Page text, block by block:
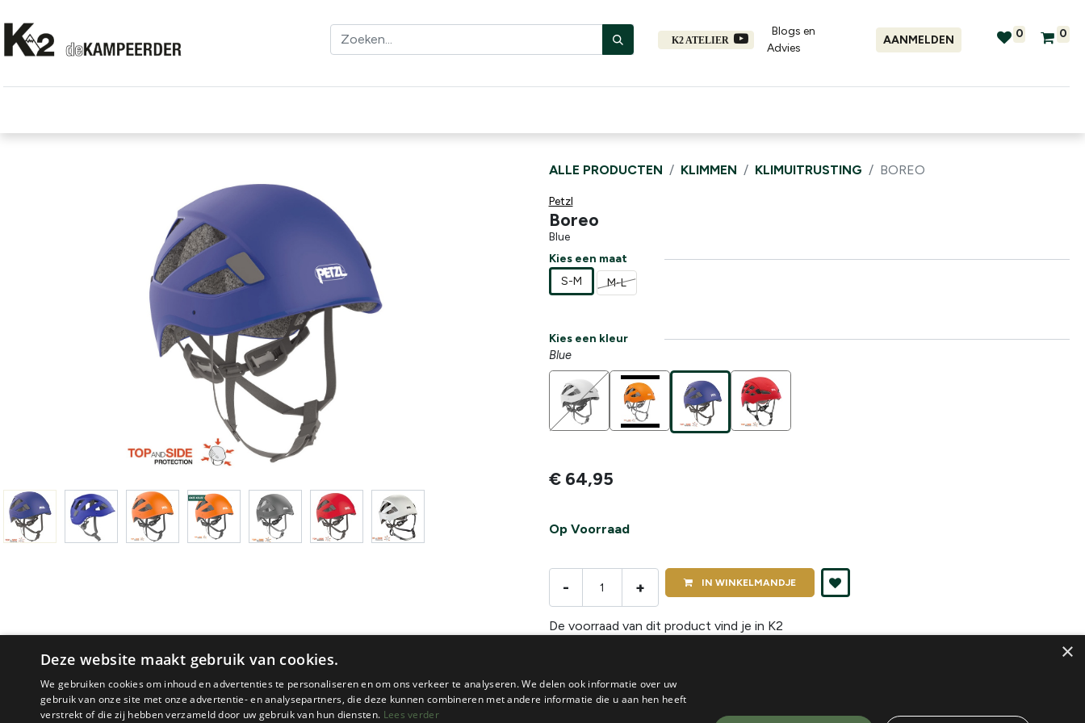
K2 ATELIER
Blogs en
Advies​
AANMELDEN 0 0
ALLE PRODUCTEN KLIMMEN KLIMUITRUSTING BOREO
Petzl
Boreo
Blue
Kies een maat
S-M
M-L
Kies een kleur
Blue
€ 64,95
Op Voorraad
- + IN WINKELMANDJE
De voorraad van dit product vind je in K2
×
Deze website maakt gebruik van cookies.
We gebruiken cookies om inhoud en advertenties te personaliseren en om ons verkeer te analyseren. We delen ook informatie over uw
gebruik van onze site met onze advertentie- en analysepartners, die deze kunnen combineren met andere informatie die u aan hen heeft
verstrekt of die zij hebben verzameld door uw gebruik van hun diensten. Lees verder